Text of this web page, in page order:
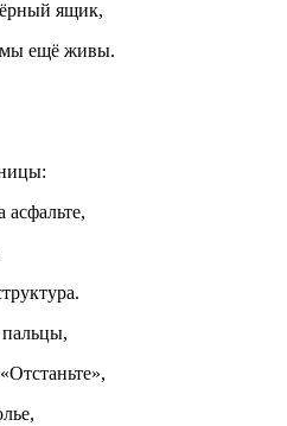
ящик,
мы ещё живы.
асфальте,